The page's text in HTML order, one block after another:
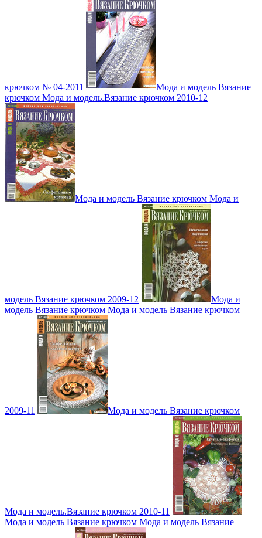
крючком № 04-2011
Мода и модель Вязание
крючком Мода и модель.Вязание крючком 2010-12
Мода и модель Вязание крючком Мода и
модель Вязание крючком 2009-12
Мода и
модель Вязание крючком Мода и модель Вязание крючком
2009-11 Мода и модель Вязание крючком
Мода и модель.Вязание крючком 2010-11
Мода и модель Вязание крючком Мода и модель Вязание